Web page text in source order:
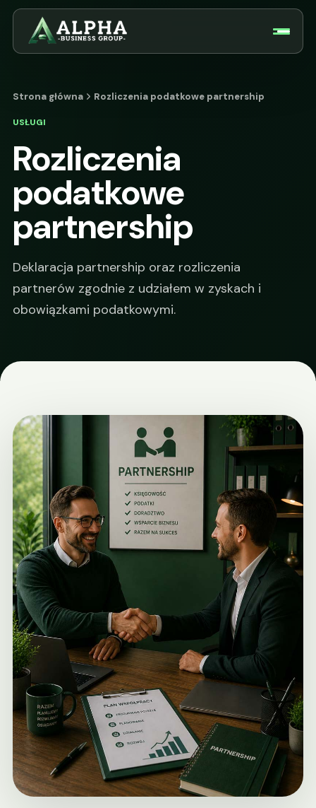
Strona główna Rozliczenia podatkowe partnership
USŁUGI
Rozliczenia
podatkowe
partnership
Deklaracja partnership oraz rozliczenia
partnerów zgodnie z udziałem w zyskach i
obowiązkami podatkowymi.